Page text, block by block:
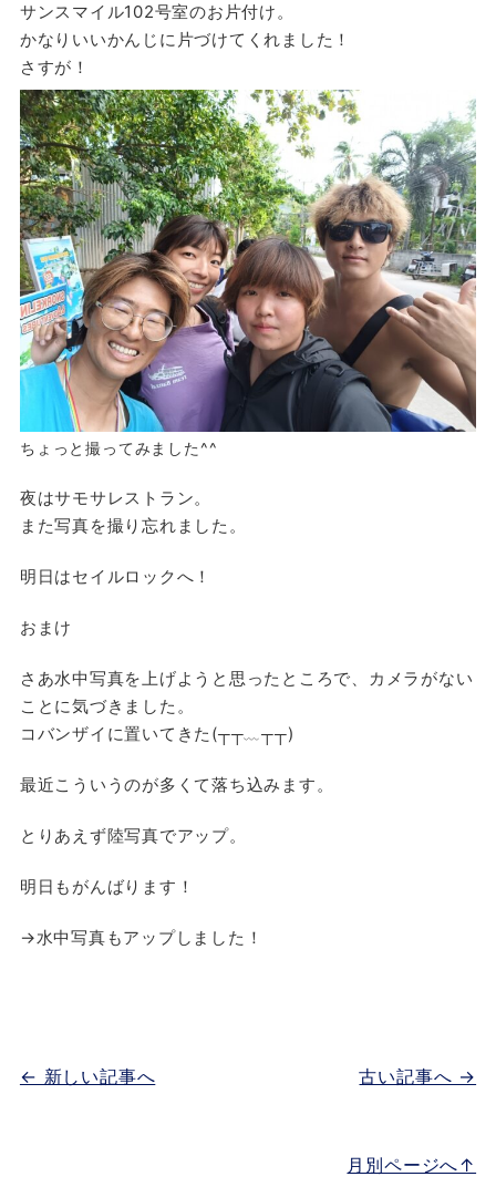
サンスマイル102号室のお片付け。
かなりいいかんじに片づけてくれました！
さすが！
ちょっと撮ってみました^^
夜はサモサレストラン。
また写真を撮り忘れました。
明日はセイルロックへ！
おまけ
さあ水中写真を上げようと思ったところで、カメラがない
ことに気づきました。
コバンザイに置いてきた(┬┬﹏┬┬)
最近こういうのが多くて落ち込みます。
とりあえず陸写真でアップ。
明日もがんばります！
→水中写真もアップしました！
古い記事へ →
← 新しい記事へ
月別ページへ↑